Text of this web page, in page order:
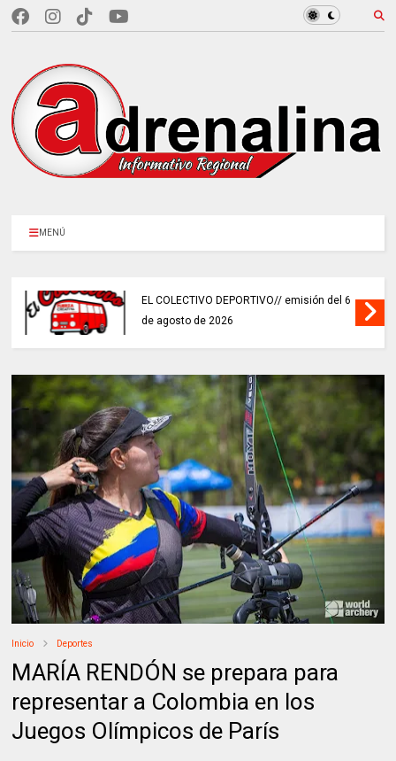
MENÚ
EL COLECTIVO DEPORTIVO// emisión del 6
de agosto de 2026
Inicio Deportes
MARÍA RENDÓN se prepara para
representar a Colombia en los
Juegos Olímpicos de París